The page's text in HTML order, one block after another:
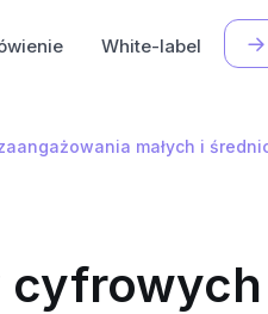
White-label
małych i
cyfrowych